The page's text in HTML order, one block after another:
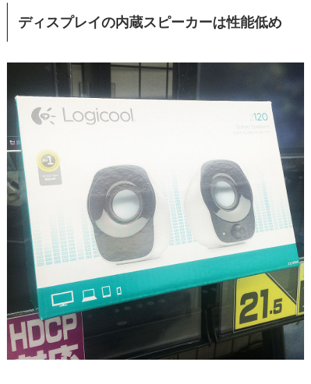
ディスプレイの内蔵スピーカーは性能低め